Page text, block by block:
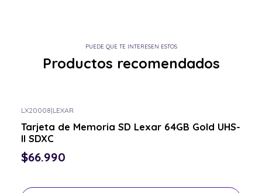
PUEDE QUE TE INTERESEN ESTOS
Productos recomendados
LX20008|LEXAR
Tarjeta de Memoria SD Lexar 64GB Gold UHS-
II SDXC
$66.990